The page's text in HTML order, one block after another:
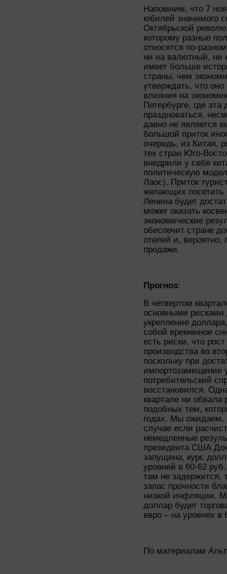
Напомним, что 7
юбилей значимого
Октябрьской
которому разные
относятся по-
ни на валютный, ни
имеет больше
страны, чем
утверждать, что оно
влияния на
Петербурге, где эта
праздноваться,
давно не является
большой приток
очередь, из Китая,
тех стран Юго-
внедрили у себя
политическую
Лаос). Приток
желающих посетить
Ленина будет
может оказать
экономические
обеспечит стране
отелей и, вероятно,
продажи.
Прогноз:
В четвертом
основными рисками
укрепление
собой временное
есть риски, что
производства во
поскольку при
импортозамещение
потребительский
восстановился.
квартале ни
подобных тем,
годах. Мы ожидаем,
случае если
немедленные
президента США
запущена, курс
уровней в 60-62
там не задержится,
запас прочности
низкой инфляции.
доллар будет
евро – на уровнях в
По материалам